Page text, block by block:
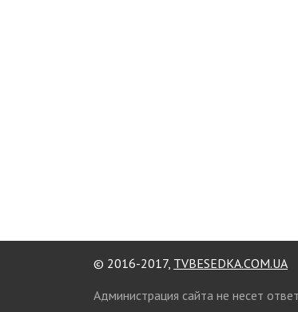
© 2016-2017, TVBESEDKA.COM.UA
Администрация сайта не несет